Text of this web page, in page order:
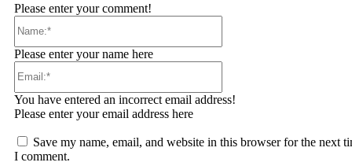
Please enter your comment!
Please enter your name here
You have entered an incorrect email address!
Please enter your email address here
Save my name, email, and website in this browser for the next
I comment.